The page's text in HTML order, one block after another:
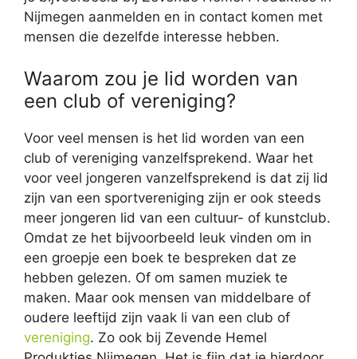
Nijmegen aanmelden en in contact komen met
mensen die dezelfde interesse hebben.
Waarom zou je lid worden van
een club of vereniging?
Voor veel mensen is het lid worden van een
club of vereniging vanzelfsprekend. Waar het
voor veel jongeren vanzelfsprekend is dat zij lid
zijn van een sportvereniging zijn er ook steeds
meer jongeren lid van een cultuur- of kunstclub.
Omdat ze het bijvoorbeeld leuk vinden om in
een groepje een boek te bespreken dat ze
hebben gelezen. Of om samen muziek te
maken. Maar ook mensen van middelbare of
oudere leeftijd zijn vaak li van een club of
vereniging. Zo ook bij Zevende Hemel